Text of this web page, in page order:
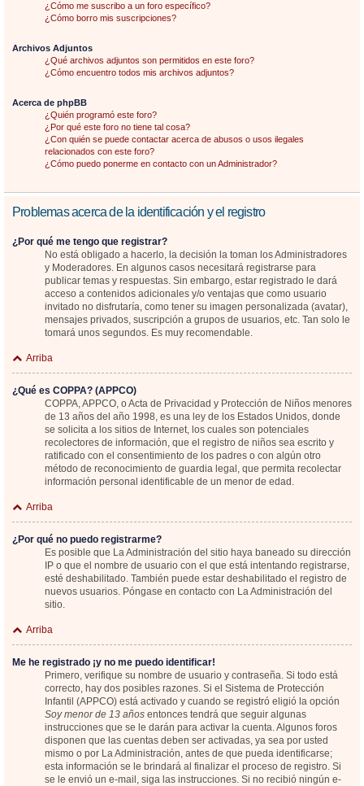
¿Cómo me suscribo a un foro específico?
¿Cómo borro mis suscripciones?
Archivos Adjuntos
¿Qué archivos adjuntos son permitidos en este foro?
¿Cómo encuentro todos mis archivos adjuntos?
Acerca de phpBB
¿Quién programó este foro?
¿Por qué este foro no tiene tal cosa?
¿Con quién se puede contactar acerca de abusos o usos ilegales
relacionados con este foro?
¿Cómo puedo ponerme en contacto con un Administrador?
Problemas acerca de la identificación y el registro
¿Por qué me tengo que registrar?
No está obligado a hacerlo, la decisión la toman los Administradores
y Moderadores. En algunos casos necesitará registrarse para
publicar temas y respuestas. Sin embargo, estar registrado le dará
acceso a contenidos adicionales y/o ventajas que como usuario
invitado no disfrutaría, como tener su imagen personalizada (avatar),
mensajes privados, suscripción a grupos de usuarios, etc. Tan solo le
tomará unos segundos. Es muy recomendable.
Arriba
¿Qué es COPPA? (APPCO)
COPPA, APPCO, o Acta de Privacidad y Protección de Niños menores
de 13 años del año 1998, es una ley de los Estados Unidos, donde
se solicita a los sitios de Internet, los cuales son potenciales
recolectores de información, que el registro de niños sea escrito y
ratificado con el consentimiento de los padres o con algún otro
método de reconocimiento de guardia legal, que permita recolectar
información personal identificable de un menor de edad.
Arriba
¿Por qué no puedo registrarme?
Es posible que La Administración del sitio haya baneado su dirección
IP o que el nombre de usuario con el que está intentando registrarse,
esté deshabilitado. También puede estar deshabilitado el registro de
nuevos usuarios. Póngase en contacto con La Administración del
sitio.
Arriba
Me he registrado ¡y no me puedo identificar!
Primero, verifique su nombre de usuario y contraseña. Si todo está
correcto, hay dos posibles razones. Si el Sistema de Protección
Infantil (APPCO) está activado y cuando se registró eligió la opción
Soy menor de 13 años entonces tendrá que seguir algunas
instrucciones que se le darán para activar la cuenta. Algunos foros
disponen que las cuentas deben ser activadas, ya sea por usted
mismo o por La Administración, antes de que pueda identificarse;
esta información se le brindará al finalizar el proceso de registro. Si
se le envió un e-mail, siga las instrucciones. Si no recibió ningún e-